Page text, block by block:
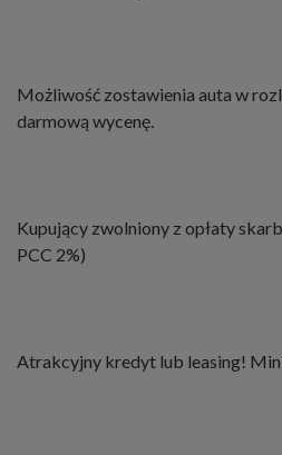
Możliwość zostawienia auta w
darmową wycenę.
Kupujący zwolniony z opłaty
PCC 2%)
Atrakcyjny kredyt lub leasing!